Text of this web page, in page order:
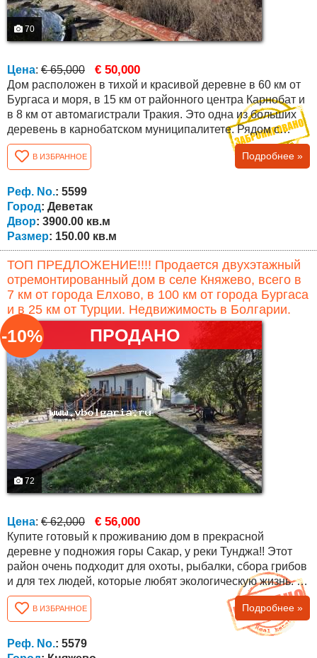
70
Цена: € 65,000 € 50,000
Дом расположен в тихой и красивой деревне в 60 км от
Бургаса и моря, в 15 км от районного центра Карнобат и
в 8 км от автомагистрали Тракия. Это одна из больших
деревень в карнобатском муниципалитете. Рядом с
селом в 15-16 км к западу от Карнобата находится
Стралджанское озеро. Дом имеет общую застроенную
площадь 150 кв.м., а двор имеет площадь 3900 кв.м .
Недвижимость полностью реконструирована, с
обновлением всех видов установок, кровли,...
В ИЗБРАННОЕ Подробнее »
Реф. No.: 5599
Город: Деветак
Двор: 3900.00 кв.м
Размер: 150.00 кв.м
ТОП ПРЕДЛОЖЕНИЕ!!!! Продается двухэтажный
отремонтированный дом в селе Княжево, всего в
7 км от города Елхово, в 100 км от города Бургаса
и в 25 км от Турции. Недвижимость в Болгарии.
ПРОДАНО
72
-10%
Цена: € 62,000 € 56,000
Купите готовый к проживанию дом в прекрасной
деревне у подножия горы Сакар, у реки Тунджа!! Этот
район очень подходит для охоты, рыбалки, сбора грибов
и для тех людей, которые любят экологическую жизнь. В
селе есть два магазина, кафе, много иностранцев и
другое. Близкое расположение к городу Елхово делает
его предпочитаемым местом для проживания. Дом
имеет общую площадь 120 кв.м. со следующей
планировкой: на первом этаже есть...
В ИЗБРАННОЕ Подробнее »
Реф. No.: 5579